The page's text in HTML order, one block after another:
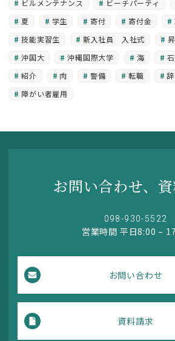
ビルメンテナンス
ビーチパーティ
夏
学生 寄付 寄付金
技能実習生
新入社員 入社式
沖国大
沖縄国際大学 海
紹介
肉 警備 転職
障がい者雇用
お問い合わせ、
098-930-5522
営業時間 平日8:00 –
お問い合わせ
資料請求